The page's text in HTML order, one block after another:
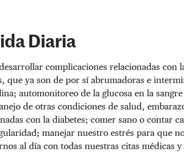
Diaria
complicaciones relacionadas con
que ya son de por sí abrumadoras e
automonitoreo de la glucosa en la
de otras condiciones de salud,
con la diabetes; comer sano o contar
manejar nuestro estrés para que
al día con todas nuestras citas médicas y